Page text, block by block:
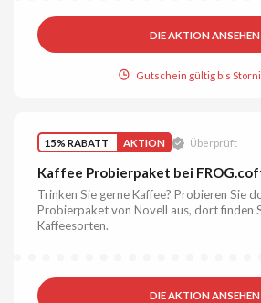
DIE AKTION ANSEHEN
Gutschein gültig bis
15% RABATT AKTION Überprüft
Kaffee Probierpaket bei
Trinken Sie gerne Kaffee? Probieren Sie
Probierpaket von Novell aus, dort finden
Kaffeesorten.
DIE AKTION ANSEHEN